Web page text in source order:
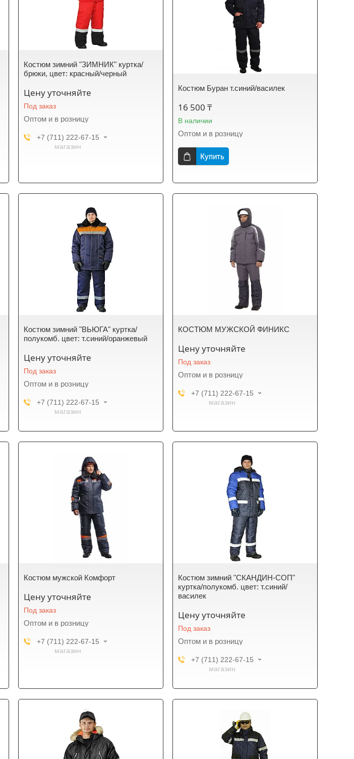
Костюм зимний "ЗИМНИК" куртка/
брюки, цвет: красный/черный
Цену уточняйте
Под заказ
Оптом и в розницу
+7 (711) 222-67-15
магазин
Костюм Буран т.синий/василек
16 500 ₸
В наличии
Оптом и в розницу
Купить
Костюм зимний "ВЬЮГА" куртка/
полукомб. цвет: т.синий/оранжевый
Цену уточняйте
Под заказ
Оптом и в розницу
+7 (711) 222-67-15
магазин
КОСТЮМ МУЖСКОЙ ФИНИКС
Цену уточняйте
Под заказ
Оптом и в розницу
+7 (711) 222-67-15
магазин
Костюм мужской Комфорт
Цену уточняйте
Под заказ
Оптом и в розницу
+7 (711) 222-67-15
магазин
Костюм зимний "СКАНДИН-СОП"
куртка/полукомб. цвет: т.синий/
василек
Цену уточняйте
Под заказ
Оптом и в розницу
+7 (711) 222-67-15
магазин